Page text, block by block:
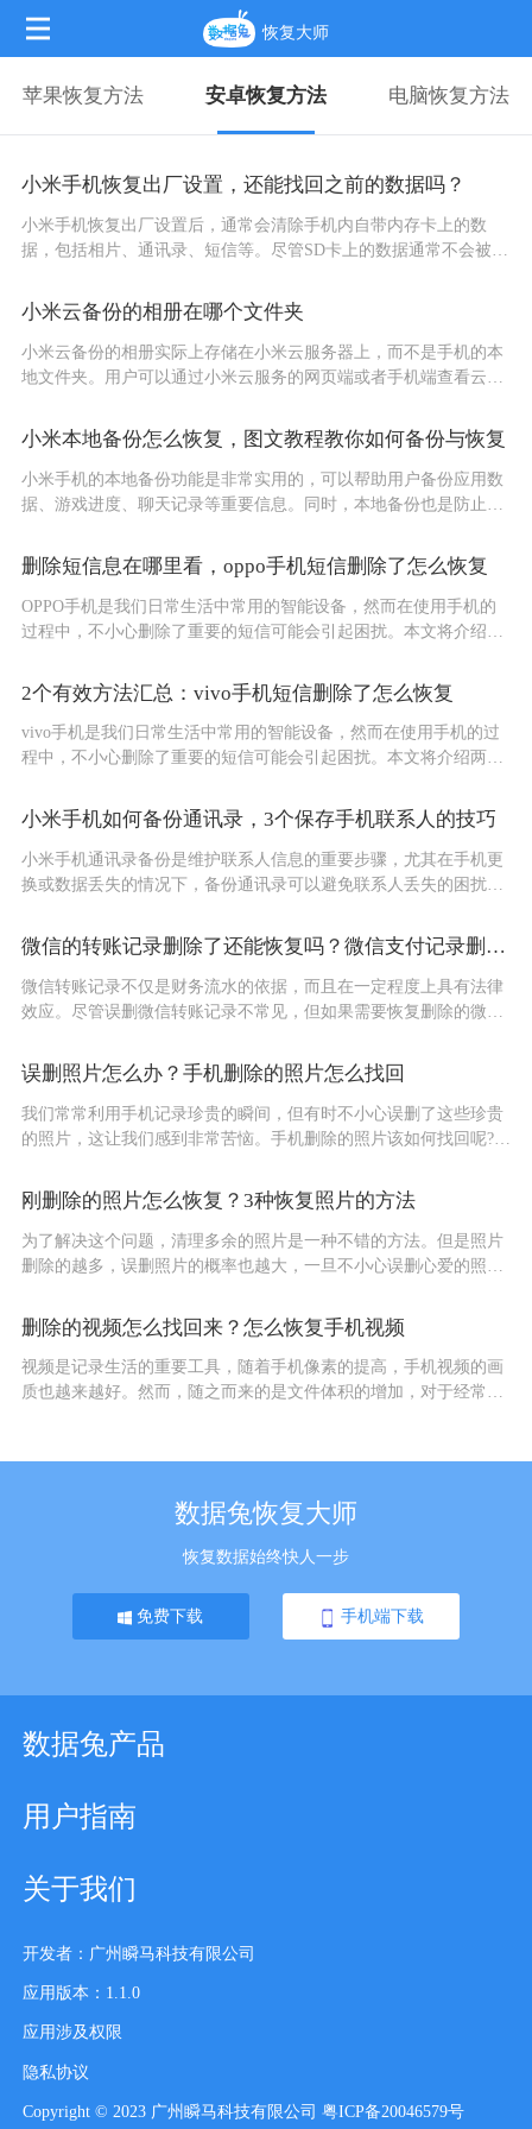
恢复大师
苹果恢复方法 安卓恢复方法 电脑恢复方法
小米手机恢复出厂设置，还能找回之前的数据吗？
小米手机恢复出厂设置后，通常会清除手机内自带内存卡上的数
据，包括相片、通讯录、短信等。尽管SD卡上的数据通常不会被清
厂设...
小米云备份的相册在哪个文件夹
小米云备份的相册实际上存储在小米云服务器上，而不是手机的本
地文件夹。用户可以通过小米云服务的网页端或者手机端查看云备
小米本地备份怎么恢复，图文教程教你如何备份与恢复
小米手机的本地备份功能是非常实用的，可以帮助用户备份应用数
据、游戏进度、聊天记录等重要信息。同时，本地备份也是防止第
详细步...
删除短信息在哪里看，oppo手机短信删除了怎么恢复
OPPO手机是我们日常生活中常用的智能设备，然而在使用手机的
过程中，不小心删除了重要的短信可能会引起困扰。本文将介绍两
2个有效方法汇总：vivo手机短信删除了怎么恢复
vivo手机是我们日常生活中常用的智能设备，然而在使用手机的过
程中，不小心删除了重要的短信可能会引起困扰。本文将介绍两种
小米手机如何备份通讯录，3个保存手机联系人的技巧
小米手机通讯录备份是维护联系人信息的重要步骤，尤其在手机更
换或数据丢失的情况下，备份通讯录可以避免联系人丢失的困扰。
微信的转账记录删除了还能恢复吗？微信支付记录删除后怎么恢复
微信转账记录不仅是财务流水的依据，而且在一定程度上具有法律
效应。尽管误删微信转账记录不常见，但如果需要恢复删除的微信
下是...
误删照片怎么办？手机删除的照片怎么找回
我们常常利用手机记录珍贵的瞬间，但有时不小心误删了这些珍贵
的照片，这让我们感到非常苦恼。手机删除的照片该如何找回呢?如
法...
刚删除的照片怎么恢复？3种恢复照片的方法
为了解决这个问题，清理多余的照片是一种不错的方法。但是照片
删除的越多，误删照片的概率也越大，一旦不小心误删心爱的照片
删除的视频怎么找回来？怎么恢复手机视频
视频是记录生活的重要工具，随着手机像素的提高，手机视频的画
质也越来越好。然而，随之而来的是文件体积的增加，对于经常录
数据兔恢复大师
恢复数据始终快人一步
免费下载 手机端下载
数据兔产品
用户指南
关于我们
开发者：广州瞬马科技有限公司
应用版本：1.1.0
应用涉及权限
隐私协议
Copyright © 2023 广州瞬马科技有限公司 粤ICP备20046579号